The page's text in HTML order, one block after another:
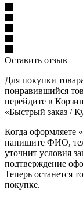
Оставить отзыв
Для покупки
понравившийся
перейдите в
«Быстрый заказ /
Когда оформляете
напишите ФИО,
уточнит условия
подтверждение
Теперь останется
покупке.